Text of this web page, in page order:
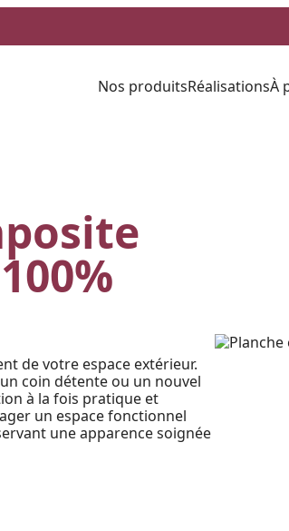
Nos produitsRéalisationsÀ
de votre espace extérieur.
coin détente ou un nouvel
à la fois pratique et
un espace fonctionnel
une apparence soignée